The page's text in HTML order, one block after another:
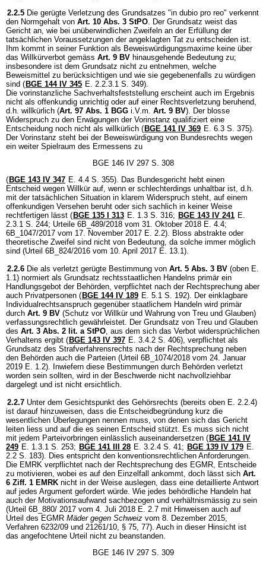
2.2.5 Die gerügte Verletzung des Grundsatzes "in dubio pro reo" verkennt
den Normgehalt von Art. 10 Abs. 3 StPO. Der Grundsatz weist das
Gericht an, wie bei unüberwindlichen Zweifeln an der Erfüllung der
tatsächlichen Voraussetzungen der angeklagten Tat zu entscheiden ist.
Ihm kommt in seiner Funktion als Beweiswürdigungsmaxime keine über
das Willkürverbot gemäss Art. 9 BV hinausgehende Bedeutung zu;
insbesondere ist dem Grundsatz nicht zu entnehmen, welche
Beweismittel zu berücksichtigen und wie sie gegebenenfalls zu würdigen
sind ( BGE 144 IV 345 E. 2.2.3.1 S. 349).
Die vorinstanzliche Sachverhaltsfeststellung erscheint auch im Ergebnis
nicht als offenkundig unrichtig oder auf einer Rechtsverletzung beruhend,
d.h. willkürlich (Art. 97 Abs. 1 BGG i.V.m. Art. 9 BV). Der blosse
Widerspruch zu den Erwägungen der Vorinstanz qualifiziert eine
Entscheidung noch nicht als willkürlich ( BGE 141 IV 369 E. 6.3 S. 375).
Der Vorinstanz steht bei der Beweiswürdigung von Bundesrechts wegen
ein weiter Spielraum des Ermessens zu
BGE 146 IV 297 S. 308
( BGE 143 IV 347 E. 4.4 S. 355). Das Bundesgericht hebt einen
Entscheid wegen Willkür auf, wenn er schlechterdings unhaltbar ist, d.h.
mit der tatsächlichen Situation in klarem Widerspruch steht, auf einem
offenkundigen Versehen beruht oder sich sachlich in keiner Weise
rechtfertigen lässt ( BGE 135 I 313 E. 1.3 S. 316; BGE 143 IV 241 E.
2.3.1 S. 244; Urteile 6B_489/2018 vom 31. Oktober 2018 E. 4.4;
6B_1047/2017 vom 17. November 2017 E. 2.2). Bloss abstrakte oder
theoretische Zweifel sind nicht von Bedeutung, da solche immer möglich
sind (Urteil 6B_824/2016 vom 10. April 2017 E. 13.1).
2.2.6 Die als verletzt gerügte Bestimmung von Art. 5 Abs. 3 BV (oben E.
1.1) normiert als Grundsatz rechtsstaatlichen Handelns primär ein
Handlungsgebot der Behörden, verpflichtet nach der Rechtsprechung aber
auch Privatpersonen ( BGE 144 IV 189 E. 5.1 S. 192). Der einklagbare
Individualrechtsanspruch gegenüber staatlichem Handeln wird primär
durch Art. 9 BV (Schutz vor Willkür und Wahrung von Treu und Glauben)
verfassungsrechtlich gewährleistet. Der Grundsatz von Treu und Glauben
des Art. 3 Abs. 2 lit. a StPO, aus dem sich das Verbot widersprüchlichen
Verhaltens ergibt ( BGE 143 IV 397 E. 3.4.2 S. 406), verpflichtet als
Grundsatz des Strafverfahrensrechts nach der Rechtsprechung neben
den Behörden auch die Parteien (Urteil 6B_1074/2018 vom 24. Januar
2019 E. 1.2). Inwiefern diese Bestimmungen durch Behörden verletzt
worden sein sollten, wird in der Beschwerde nicht nachvollziehbar
dargelegt und ist nicht ersichtlich.
2.2.7 Unter dem Gesichtspunkt des Gehörsrechts (bereits oben E. 2.2.4)
ist darauf hinzuweisen, dass die Entscheidbegründung kurz die
wesentlichen Überlegungen nennen muss, von denen sich das Gericht
leiten liess und auf die es seinen Entscheid stützt. Es muss sich nicht
mit jedem Parteivorbringen einlässlich auseinandersetzen ( BGE 141 IV
249 E. 1.3.1 S. 253; BGE 141 III 28 E. 3.2.4 S. 41; BGE 139 IV 179 E.
2.2 S. 183). Dies entspricht den konventionsrechtlichen Anforderungen.
Die EMRK verpflichtet nach der Rechtsprechung des EGMR, Entscheide
zu motivieren, wobei es auf den Einzelfall ankommt, doch lässt sich Art.
6 Ziff. 1 EMRK nicht in der Weise auslegen, dass eine detaillierte Antwort
auf jedes Argument gefordert würde. Wie jedes behördliche Handeln hat
auch der Motivationsaufwand sachbezogen und verhältnismässig zu sein
(Urteil 6B_880/ 2017 vom 4. Juli 2018 E. 2.7 mit Hinweisen auch auf
Urteil des EGMR Mäder gegen Schweiz vom 8. Dezember 2015,
Verfahren 6232/09 und 21261/10, § 75, 77). Auch in dieser Hinsicht ist
das angefochtene Urteil nicht zu beanstanden.
BGE 146 IV 297 S. 309